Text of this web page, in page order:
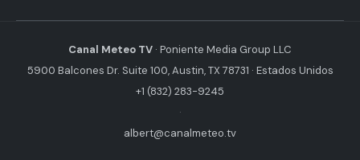
Canal Meteo TV · Poniente Media Group LLC
5900 Balcones Dr. Suite 100, Austin, TX 78731 · Estados Unidos
+1 (832) 283-9245
·
albert@canalmeteo.tv